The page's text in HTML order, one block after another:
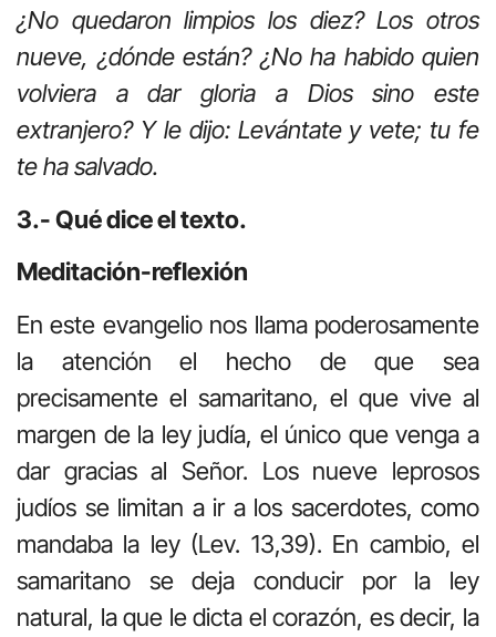
¿No quedaron limpios los diez? Los otros
nueve, ¿dónde están? ¿No ha habido quien
volviera a dar gloria a Dios sino este
extranjero? Y le dijo: Levántate y vete; tu fe
te ha salvado.
3.- Qué dice el texto.
Meditación-reflexión
En este evangelio nos llama poderosamente
la atención el hecho de que sea
precisamente el samaritano, el que vive al
margen de la ley judía, el único que venga a
dar gracias al Señor. Los nueve leprosos
judíos se limitan a ir a los sacerdotes, como
mandaba la ley (Lev. 13,39). En cambio, el
samaritano se deja conducir por la ley
natural, la que le dicta el corazón, es decir, la